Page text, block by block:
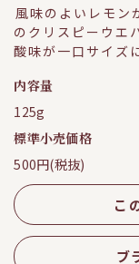
風味のよいレモン
のクリスピーウエ
酸味が一口サイズ
内容量
125g
標準小売価格
500円(税抜)
こ
ブ